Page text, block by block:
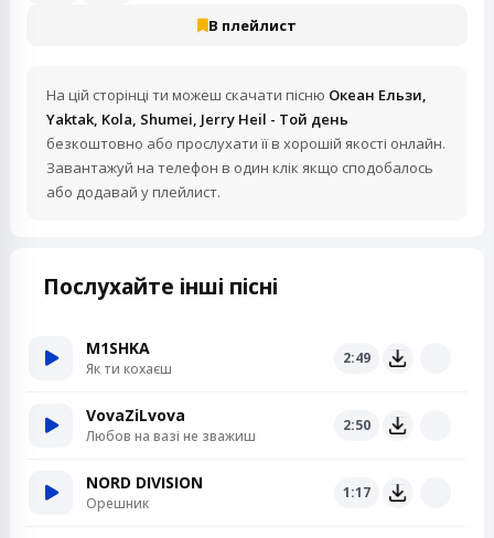
В плейлист
На цій сторінці ти можеш скачати пісню Океан Ельзи,
Yaktak, Kola, Shumei, Jerry Heil - Той день
безкоштовно або прослухати її в хорошій якості онлайн.
Завантажуй на телефон в один клік якщо сподобалось
або додавай у плейлист.
Послухайте інші пісні
M1SHKA
Як ти кохаєш
2:49
VovaZiLvova
Любов на вазі не зважиш
2:50
NORD DIVISION
Орешник
1:17